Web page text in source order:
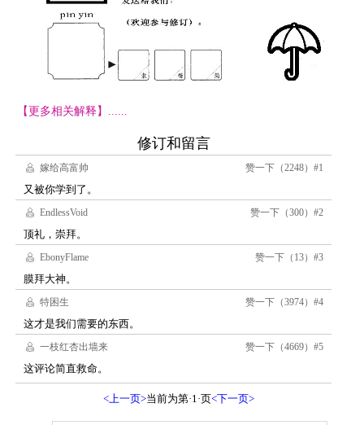
【更多相关解释】......